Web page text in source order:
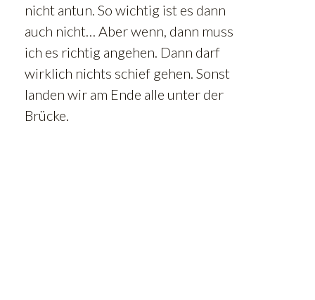
nicht antun. So wichtig ist es dann
auch nicht… Aber wenn, dann muss
ich es richtig angehen. Dann darf
wirklich nichts schief gehen. Sonst
landen wir am Ende alle unter der
Brücke.